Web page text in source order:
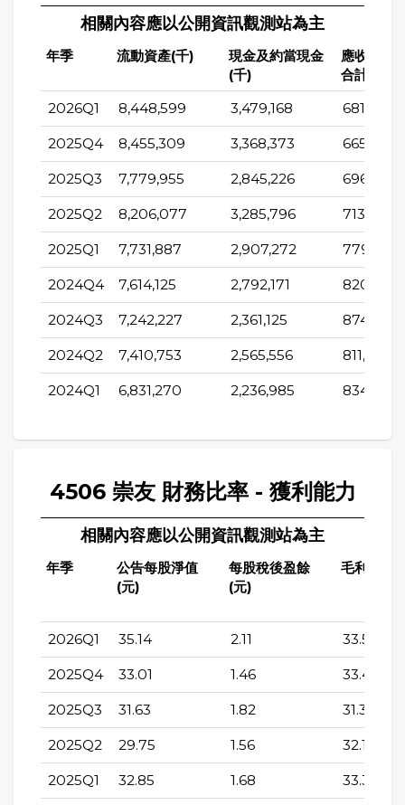
相關內容應以公開資訊觀測站為主
年季 流動資產(千)
現金及約當現金
(千)
應收帳款
合計(千)
2026Q1 8,448,599 3,479,168 681,386
2025Q4 8,455,309 3,368,373 665,294
2025Q3 7,779,955 2,845,226 696,551
2025Q2 8,206,077 3,285,796 713,276
2025Q1 7,731,887 2,907,272 779,428
2024Q4 7,614,125 2,792,171 820,734
2024Q3 7,242,227 2,361,125 874,336
2024Q2 7,410,753 2,565,556 811,752
2024Q1 6,831,270 2,236,985 834,576
4506 崇友 財務比率 - 獲利能力
相關內容應以公開資訊觀測站為主
年季
公告每股淨值
(元)
每股稅後盈餘
(元)
毛利率(%)
2026Q1 35.14 2.11 33.53
2025Q4 33.01 1.46 33.48
2025Q3 31.63 1.82 31.32
2025Q2 29.75 1.56 32.12
2025Q1 32.85 1.68 33.39